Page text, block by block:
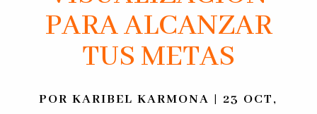
PARA ALCANZAR
TUS METAS
PORKARIBEL KARMONA | 23 OCT,